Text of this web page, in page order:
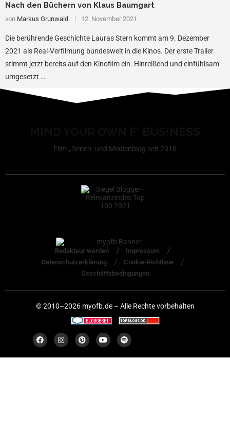
Nach den Büchern von Klaus Baumgart
von Markus Grunwald 12. November 2021
Die berührende Geschichte Lauras Stern kommt am 9. Dezember
2021 als Real-Verfilmung bundesweit in die Kinos. Der erste Trailer
stimmt jetzt bereits auf den Kinofilm ein. Hinreißend und einfühlsam
umgesetzt …
Film-, Serien- und Medienblog seit 2010
Redakteur werden
Impressum
Datenschutzerklärung
Cookie-Richtlinie
Geschäftsbedingungen
© 2010–2026 myofb.de – Alle Rechte vorbehalten